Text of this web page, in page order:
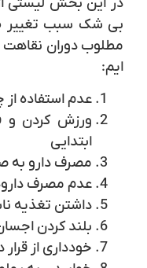
بی شک سبب تغییر
مطلوب دوران نقاهت
ایم:
عدم استفاده
ورزش کردن و
ابتدایی
مصرف دارو به
عدم مصرف
داشتن تغذیه
بلند کردن
خودداری از